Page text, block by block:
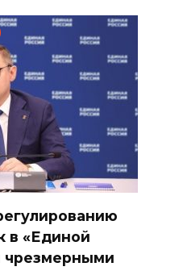
в «Единой
чрезмерными